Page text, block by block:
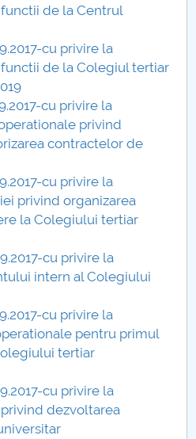
cu dizabilități
Universitar Pitești
Operațional 2020-
de la Centrul
cu privire la
de la Colegiul tertiar
cu privire la
privind
contractelor de
cu privire la
privind organizarea
la Colegiului tertiar
cu privire la
intern al Colegiului
cu privire la
pentru primul
tertiar
cu privire la
dezvoltarea